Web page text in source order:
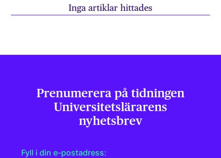
Inga artiklar hittades
Prenumerera på tidningen
Universitets­lärarens
nyhetsbrev
Fyll i din e-postadress: